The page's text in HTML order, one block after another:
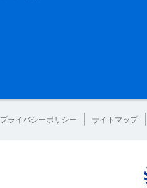
プライバシーポリシー サイトマップ